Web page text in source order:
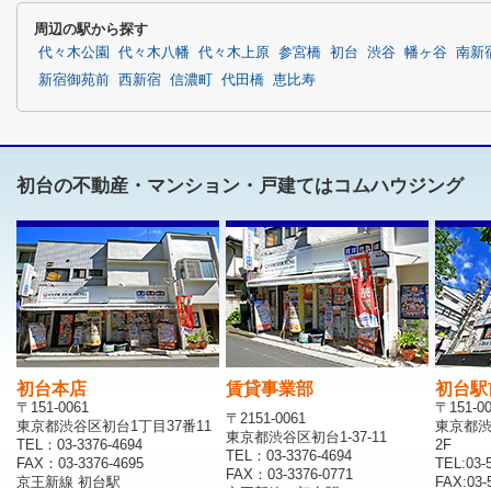
周辺の駅から探す
代々木公園 代々木八幡 代々木上原 参宮橋 初台 渋谷 幡ヶ谷 南新
新宿御苑前
西新宿 信濃町 代田橋 恵比寿
初台の不動産・マンション・戸建てはコムハウジング
初台本店
〒151-0061
東京都渋谷区初台1丁目37番11
TEL：03-3376-4694
FAX：03-3376-4695
京王新線 初台駅
賃貸事業部
〒2151-0061
東京都渋谷区初台1-37-11
TEL：03-3376-4694
FAX：03-3376-0771
初台
〒151-
東京都
2F
TEL:03-
FAX:03-